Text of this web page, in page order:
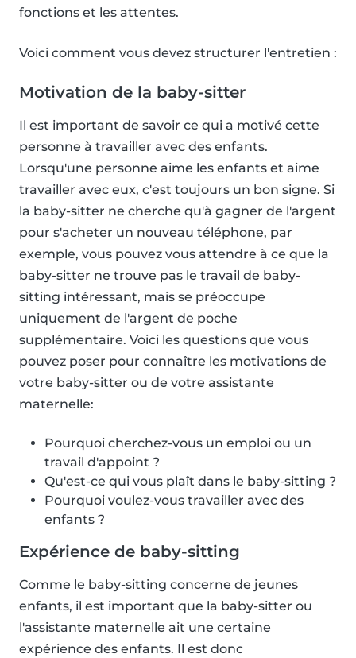
fonctions et les attentes.
Voici comment vous devez structurer l'entretien :
Motivation de la baby-sitter
Il est important de savoir ce qui a motivé cette
personne à travailler avec des enfants.
Lorsqu'une personne aime les enfants et aime
travailler avec eux, c'est toujours un bon signe. Si
la baby-sitter ne cherche qu'à gagner de l'argent
pour s'acheter un nouveau téléphone, par
exemple, vous pouvez vous attendre à ce que la
baby-sitter ne trouve pas le travail de baby-
sitting intéressant, mais se préoccupe
uniquement de l'argent de poche
supplémentaire. Voici les questions que vous
pouvez poser pour connaître les motivations de
votre baby-sitter ou de votre assistante
maternelle:
Pourquoi cherchez-vous un emploi ou un
travail d'appoint ?
Qu'est-ce qui vous plaît dans le baby-sitting ?
Pourquoi voulez-vous travailler avec des
enfants ?
Expérience de baby-sitting
Comme le baby-sitting concerne de jeunes
enfants, il est important que la baby-sitter ou
l'assistante maternelle ait une certaine
expérience des enfants. Il est donc